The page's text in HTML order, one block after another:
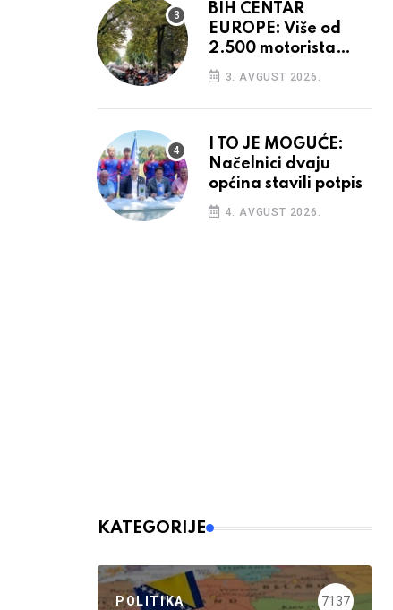
BIH CENTAR
EUROPE: Više od
2.500 motorista
defiliralo gradom
3. AVGUST 2026.
I TO JE MOGUĆE:
Načelnici dvaju
općina stavili potpis
4. AVGUST 2026.
KATEGORIJE
POLITIKA 7137